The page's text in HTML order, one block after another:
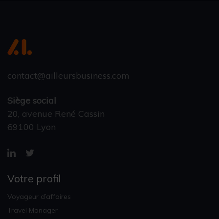
contact@ailleursbusiness.com
Siège social
20, avenue René Cassin
69100 Lyon
Votre profil
Voyageur d’affaires
Travel Manager